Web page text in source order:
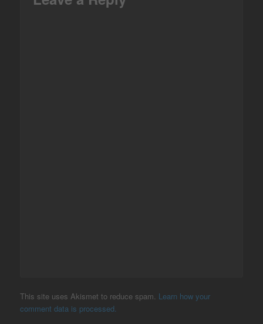
This site uses Akismet to reduce spam. Learn how your
comment data is processed.